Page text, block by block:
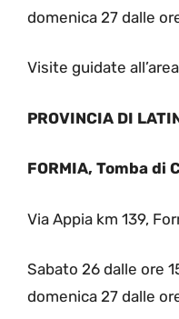
domenica 27 dalle
Visite guidate
PROVINCIA DI
FORMIA, Tomba di
Via Appia km 139,
Sabato 26 dalle ore
domenica 27 dalle